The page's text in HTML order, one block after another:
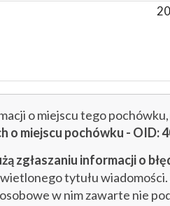
o miejscu tego pochówku,
o miejscu pochówku - OID:
zgłaszaniu informacji o
tytułu
w nim zawarte nie